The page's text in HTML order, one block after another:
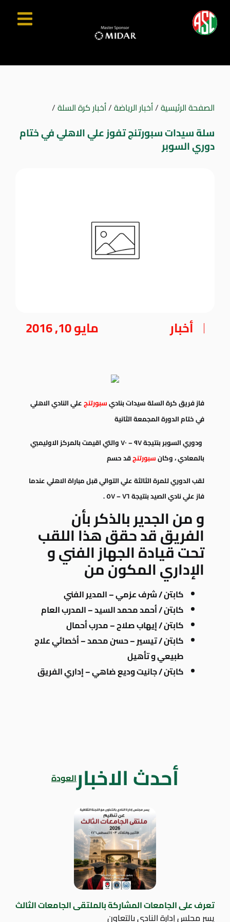
الصفحة الرئيسية/أخبار الرياضة/أخبار كرة السلة/
سلة سيدات سبورتنج تفوز علي الاهلي في ختام
دوري السوبر
أخبار مايو 10, 2016
فاز فريق كرة السلة سيدات بناديسبورتنجعلي النادي الاهلي
في ختام الدورة المجمعة الثانية
ودوري السوبر
بنتيجة ٩٧ – ٧٠ والتي اقيمت بالمركز الاوليمبي
بالمعادي ، وكانسبورتنجقد حسم
لقب الدوري للمرة الثالثةعليالتوالي قبل مباراة الاهلي عندما
فازعلي نادي الصيد بنتيجة ٧٦ – ٥٧ .
و من الجدير بالذكر بأن
الفريق قد حقق هذا اللقب
تحت قيادة الجهاز الفني و
الإداري المكون من
كابتن / شرف عزمي –المدير الفني
كابتن / أحمد محمد السيد –المدرب العام
كابتن / إيهاب صلاح –مدرب أحمال
كابتن / تيسير – حسن محمد – أخصائي علاج
طبيعي و تأهيل
كابتن / جانيت وديع ضاهي –إداري الفريق
أحدث الاخبارالعودة
تعرف على الجامعات المشاركة بالملتقى الجامعات الثالث
يسر مجلس إدارة النادي بالتعاون